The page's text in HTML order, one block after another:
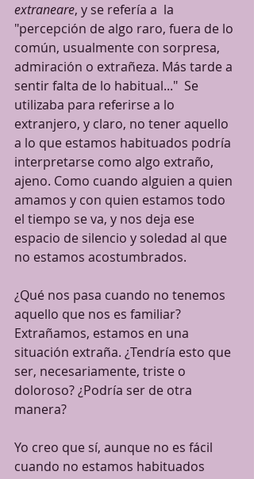
extraneare, y se refería a  la
"percepción de algo raro, fuera de lo
común, usualmente con sorpresa,
admiración o extrañeza. Más tarde a
sentir falta de lo habitual..."  Se
utilizaba para referirse a lo
extranjero, y claro, no tener aquello
a lo que estamos habituados podría
interpretarse como algo extraño,
ajeno. Como cuando alguien a quien
amamos y con quien estamos todo
el tiempo se va, y nos deja ese
espacio de silencio y soledad al que
no estamos acostumbrados.
¿Qué nos pasa cuando no tenemos
aquello que nos es familiar?
Extrañamos, estamos en una
situación extraña. ¿Tendría esto que
ser, necesariamente, triste o
doloroso? ¿Podría ser de otra
manera?
Yo creo que sí, aunque no es fácil
cuando no estamos habituados